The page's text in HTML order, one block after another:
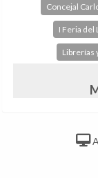
Concejal
I Feria del
Librerías